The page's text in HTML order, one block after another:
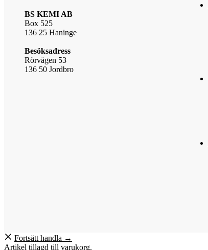
BS KEMI AB
Box 525
136 25 Haninge
Besöksadress
Rörvägen 53
136 50 Jordbro
Fortsätt handla →
Artikel tillagd till varukorg.